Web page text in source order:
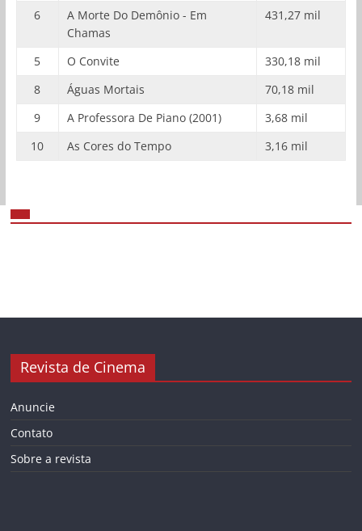
6
A Morte Do Demônio - Em
Chamas
431,27 mil
5 O Convite
330,18 mil
8
Águas Mortais
70,18 mil
9
A Professora De Piano (2001)
3,68 mil
10
As Cores do Tempo 3,16 mil
Revista de Cinema
Anuncie
Contato
Sobre a revista